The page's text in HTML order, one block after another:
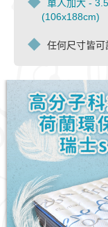
單人加大 -
(106x188cm)
任何尺寸皆可